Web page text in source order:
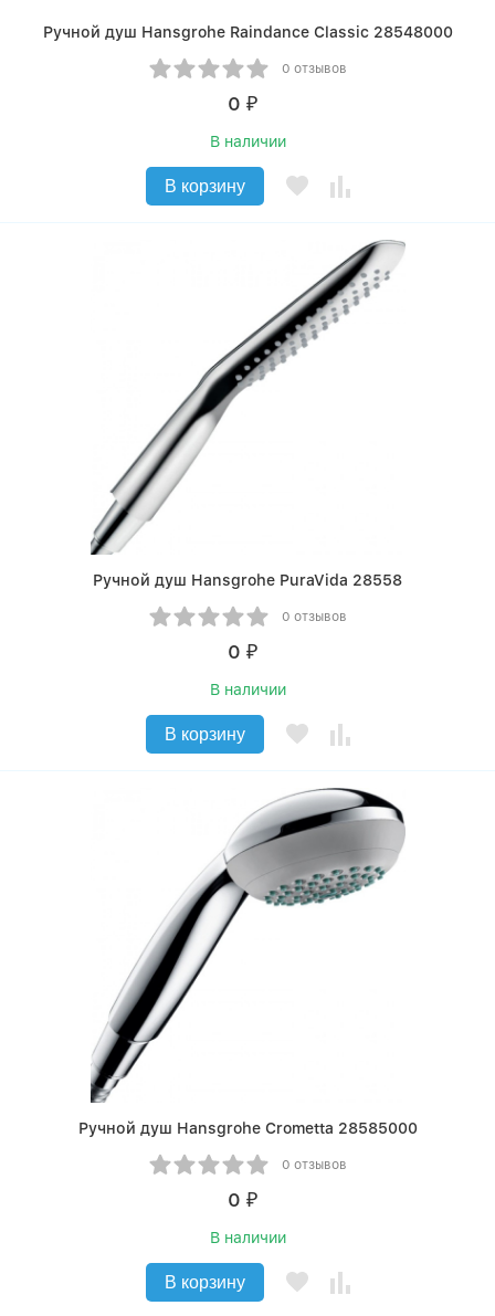
Ручной душ Hansgrohe Raindance Classic 28548000
0 отзывов
0 ₽
В наличии
В корзину
Ручной душ Hansgrohe PuraVida 28558
0 отзывов
0 ₽
В наличии
В корзину
Ручной душ Hansgrohe Crometta 28585000
0 отзывов
0 ₽
В наличии
В корзину